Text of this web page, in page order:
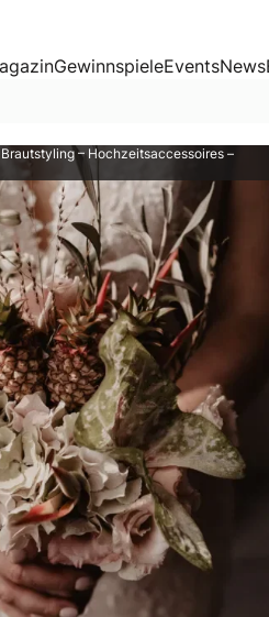
GewinnspieleEventsNews
Looks und glückliche
– Hochzeitsaccessoires –